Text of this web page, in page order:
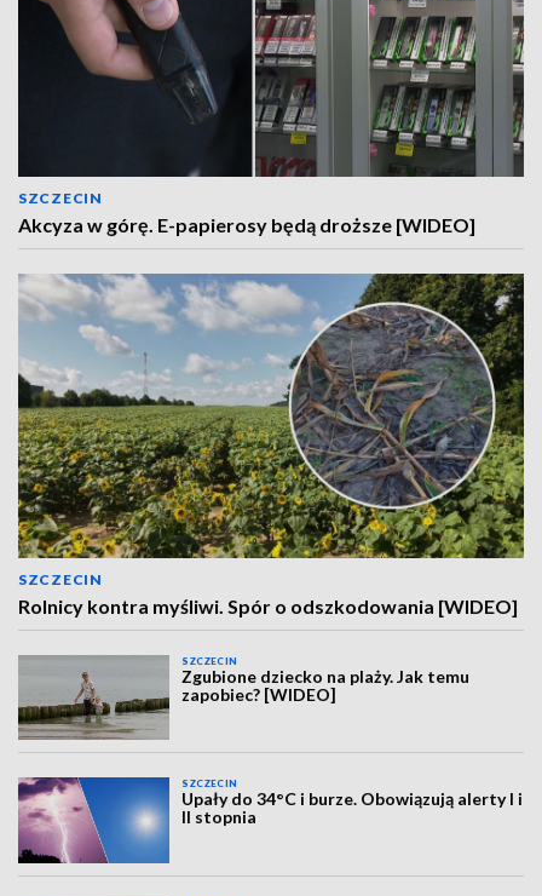
SZCZECIN
Akcyza w górę. E-papierosy będą droższe [WIDEO]
SZCZECIN
Rolnicy kontra myśliwi. Spór o odszkodowania [WIDEO]
SZCZECIN
Zgubione dziecko na plaży. Jak temu
zapobiec? [WIDEO]
SZCZECIN
Upały do 34°C i burze. Obowiązują alerty I i
II stopnia